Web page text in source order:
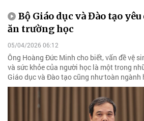
Bộ Giáo dục và Đào tạo yêu
ăn trường học
05/04/2026 06:12
Ông Hoàng Đức Minh cho biết, vấn đề vệ
và sức khỏe của người học là một trong
Giáo dục và Đào tạo cũng như toàn ngành